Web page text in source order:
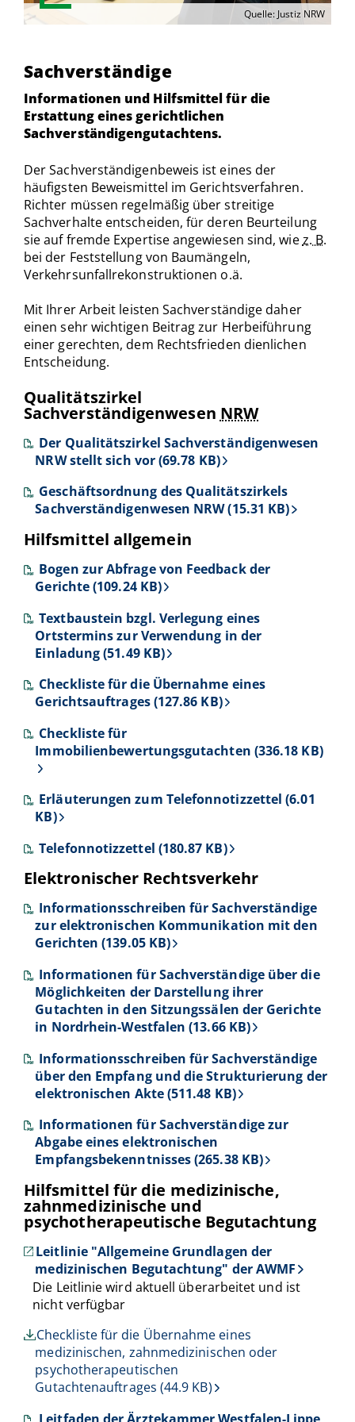
Quelle: Justiz NRW
Sachverständige
Informationen und Hilfsmittel für die
Erstattung eines gerichtlichen
Sachverständigengutachtens.
Der Sachverständigenbeweis ist eines der
häufigsten Beweismittel im Gerichtsverfahren.
Richter müssen regelmäßig über streitige
Sachverhalte entscheiden, für deren Beurteilung
sie auf fremde Expertise angewiesen sind, wiez. B.
bei der Feststellung von Baumängeln,
Verkehrsunfallrekonstruktionen o.ä.
Mit Ihrer Arbeit leisten Sachverständige daher
einen sehr wichtigen Beitrag zur Herbeiführung
einer gerechten, dem Rechtsfrieden dienlichen
Entscheidung.
Qualitätszirkel
Sachverständigenwesen NRW
Der Qualitätszirkel Sachverständigenwesen
NRW stellt sich vor (69.78 KB)
Geschäftsordnung des Qualitätszirkels
Sachverständigenwesen NRW (15.31 KB)
Hilfsmittel allgemein
Bogen zur Abfrage von Feedback der
Gerichte (109.24 KB)
Textbaustein bzgl. Verlegung eines
Ortstermins zur Verwendung in der
Einladung (51.49 KB)
Checkliste für die Übernahme eines
Gerichtsauftrages (127.86 KB)
Checkliste für
Immobilienbewertungsgutachten (336.18 KB)
Erläuterungen zum Telefonnotizzettel (6.01
KB)
Telefonnotizzettel (180.87 KB)
Elektronischer Rechtsverkehr
Informationsschreiben für Sachverständige
zur elektronischen Kommunikation mit den
Gerichten (139.05 KB)
Informationen für Sachverständige über die
Möglichkeiten der Darstellung ihrer
Gutachten in den Sitzungssälen der Gerichte
in Nordrhein-Westfalen (13.66 KB)
Informationsschreiben für Sachverständige
über den Empfang und die Strukturierung der
elektronischen Akte (511.48 KB)
Informationen für Sachverständige zur
Abgabe eines elektronischen
Empfangsbekenntnisses (265.38 KB)
Hilfsmittel für die medizinische,
zahnmedizinische und
psychotherapeutische Begutachtung
Leitlinie "Allgemeine Grundlagen der
medizinischen Begutachtung" der AWMF
Die Leitlinie wird aktuell überarbeitet und ist
nicht verfügbar
Checkliste für die Übernahme eines
medizinischen, zahnmedizinischen oder
psychotherapeutischen
Gutachtenauftrages (44.9 KB)